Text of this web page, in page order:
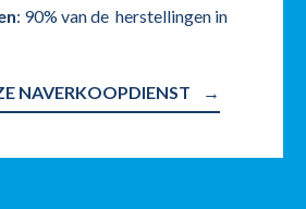
: 90% van de herstellingen in
NAVERKOOPDIENST